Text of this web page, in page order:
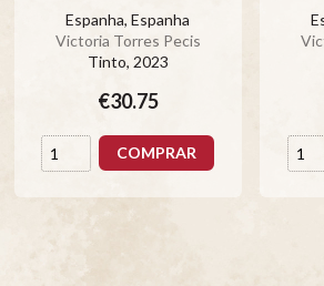
Espanha, Espanha
Victoria Torres Pecis
Tinto, 2023
€30.75
COMPRAR